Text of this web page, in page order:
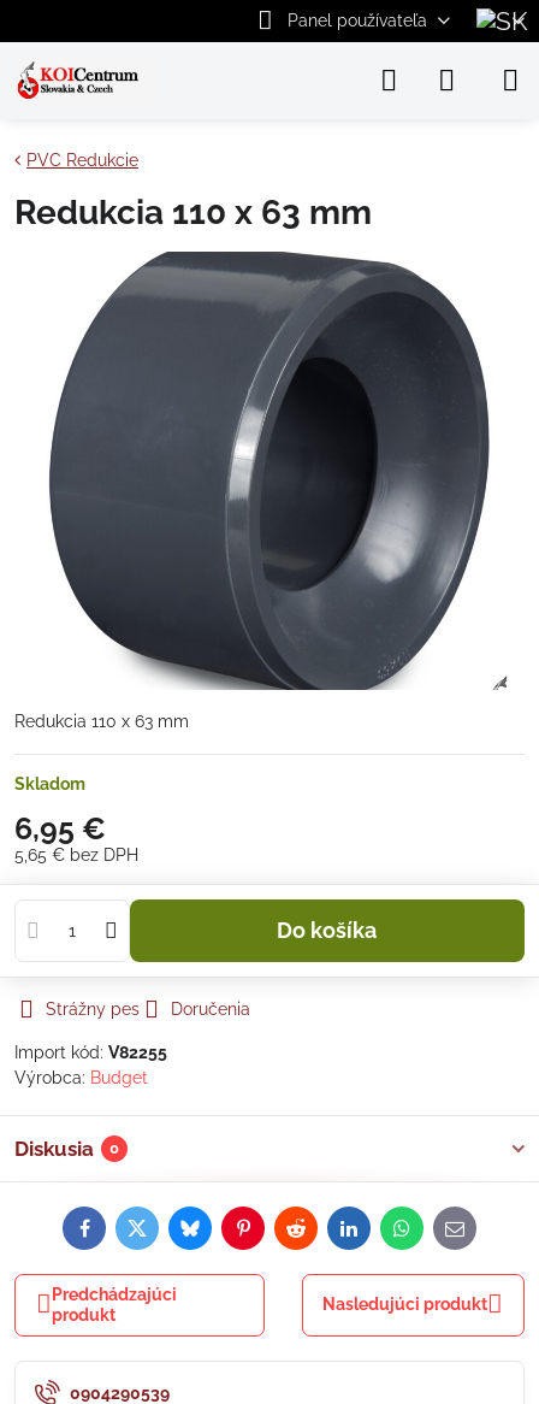
Panel používateľa
PVC Redukcie
Redukcia 110 x 63 mm
Redukcia 110 x 63 mm
Skladom
6,95 €
5,65 € bez DPH
Do košíka
Strážny pes Doručenia
Import kód: V82255
Výrobca: Budget
Diskusia 0
FacebookTwitterBlueskyPinterestRedditLinkedInWhatsApp
E-
mail
Predchádzajúci
produkt
Nasledujúci produkt
0904290539